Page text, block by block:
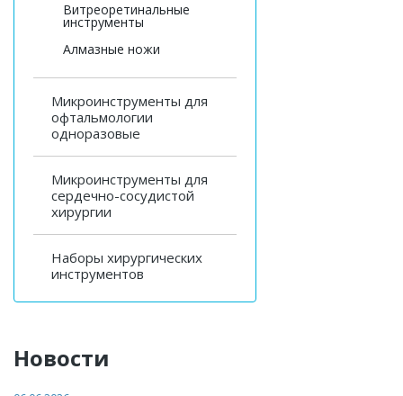
Витреоретинальные
инструменты
Алмазные ножи
Микроинструменты для
офтальмологии
одноразовые
Микроинструменты для
сердечно-сосудистой
хирургии
Наборы хирургических
инструментов
Новости